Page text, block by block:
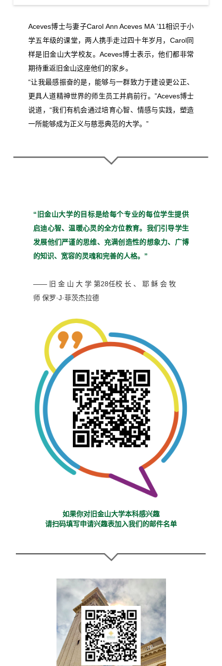
Aceves博士与妻子Carol Ann Aceves MA ’11相识于小
学五年级的课堂，两人携手走过四十年岁月，Carol同
样是旧金山大学校友。Aceves博士表示，他们都非常
期待重返旧金山这座他们的家乡。
“让我最感振奋的是，能够与一群致力于建设更公正、
更具人道精神世界的师生员工并肩前行。”Aceves博士
说道，“我们有机会通过培育心智、情感与实践，塑造
一所能够成为正义与慈悲典范的大学。”
“旧金山大学的目标是给每个专业的每位学生提供
启迪心智、温暖心灵的全方位教育。 我们引导学生
发展他们严谨的思维、充满创造性的想象力、广博
的知识、宽容的灵魂和完善的人格。”
—— 旧 金 山 大 学 第28任校 长 、 耶 稣 会 牧
师 保罗·J·菲茨杰拉德
如果你对旧金山大学本科感兴趣
请扫码填写申请兴趣表加入我们的邮件名单